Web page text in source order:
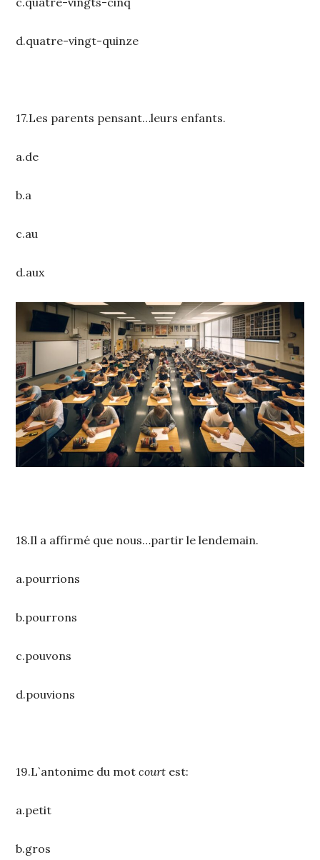
d.quatre-vingt-quinze
17.Les parents pensant…leurs enfants.
a.de
b.a
c.au
d.aux
18.Il a affirmé que nous…partir le lendemain.
a.pourrions
b.pourrons
c.pouvons
d.pouvions
19.L`antonime du motcourt est:
a.petit
b.gros